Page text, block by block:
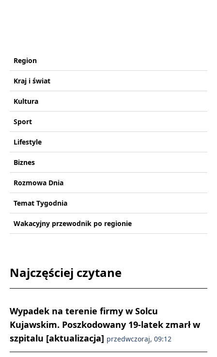
Region
Kraj i świat
Kultura
Sport
Lifestyle
Biznes
Rozmowa Dnia
Temat Tygodnia
Wakacyjny przewodnik po regionie
Najczęściej czytane
Wypadek na terenie firmy w Solcu
Kujawskim. Poszkodowany 19-latek zmarł w
szpitalu [aktualizacja] przedwczoraj, 09:12